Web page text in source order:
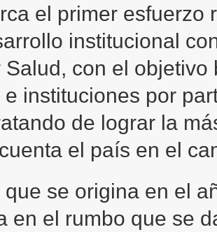
el primer esfuerzo
institucional
Salud, con el
e instituciones por
de lograr la
el país en el
que se origina en el
en el rumbo que se